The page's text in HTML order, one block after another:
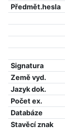
Předmět.hesla
Signatura
Země vyd.
Jazyk dok.
Počet ex.
Databáze
Stavěcí znak